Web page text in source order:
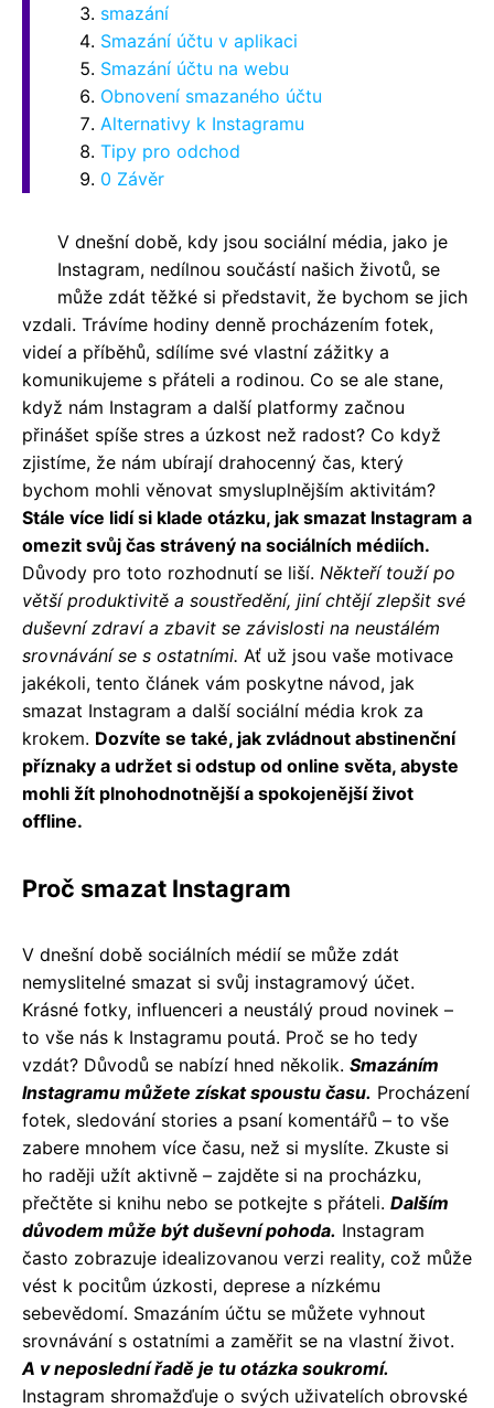
smazání
Smazání účtu v aplikaci
Smazání účtu na webu
Obnovení smazaného účtu
Alternativy k Instagramu
Tipy pro odchod
0 Závěr
V dnešní době, kdy jsou sociální média, jako je
Instagram, nedílnou součástí našich životů, se
může zdát těžké si představit, že bychom se jich
vzdali. Trávíme hodiny denně procházením fotek,
videí a příběhů, sdílíme své vlastní zážitky a
komunikujeme s přáteli a rodinou. Co se ale stane,
když nám Instagram a další platformy začnou
přinášet spíše stres a úzkost než radost? Co když
zjistíme, že nám ubírají drahocenný čas, který
bychom mohli věnovat smysluplnějším aktivitám?
Stále více lidí si klade otázku, jak smazat Instagram a
omezit svůj čas strávený na sociálních médiích.
Důvody pro toto rozhodnutí se liší. Někteří touží po
větší produktivitě a soustředění, jiní chtějí zlepšit své
duševní zdraví a zbavit se závislosti na neustálém
srovnávání se s ostatními. Ať už jsou vaše motivace
jakékoli, tento článek vám poskytne návod, jak
smazat Instagram a další sociální média krok za
krokem. Dozvíte se také, jak zvládnout abstinenční
příznaky a udržet si odstup od online světa, abyste
mohli žít plnohodnotnější a spokojenější život
offline.
Proč smazat Instagram
V dnešní době sociálních médií se může zdát
nemyslitelné smazat si svůj instagramový účet.
Krásné fotky, influenceri a neustálý proud novinek –
to vše nás k Instagramu poutá. Proč se ho tedy
vzdát? Důvodů se nabízí hned několik. Smazáním
Instagramu můžete získat spoustu času. Procházení
fotek, sledování stories a psaní komentářů – to vše
zabere mnohem více času, než si myslíte. Zkuste si
ho raději užít aktivně – zajděte si na procházku,
přečtěte si knihu nebo se potkejte s přáteli. Dalším
důvodem může být duševní pohoda. Instagram
často zobrazuje idealizovanou verzi reality, což může
vést k pocitům úzkosti, deprese a nízkému
sebevědomí. Smazáním účtu se můžete vyhnout
srovnávání s ostatními a zaměřit se na vlastní život.
A v neposlední řadě je tu otázka soukromí.
Instagram shromažďuje o svých uživatelích obrovské